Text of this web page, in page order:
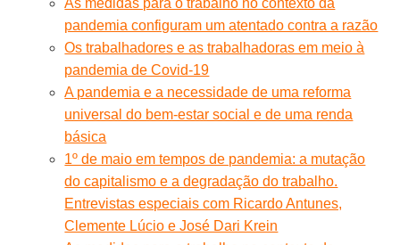
As medidas para o trabalho no contexto da
pandemia configuram um atentado contra a razão
Os trabalhadores e as trabalhadoras em meio à
pandemia de Covid-19
A pandemia e a necessidade de uma reforma
universal do bem-estar social e de uma renda
básica
1º de maio em tempos de pandemia: a mutação
do capitalismo e a degradação do trabalho.
Entrevistas especiais com Ricardo Antunes,
Clemente Lúcio e José Dari Krein